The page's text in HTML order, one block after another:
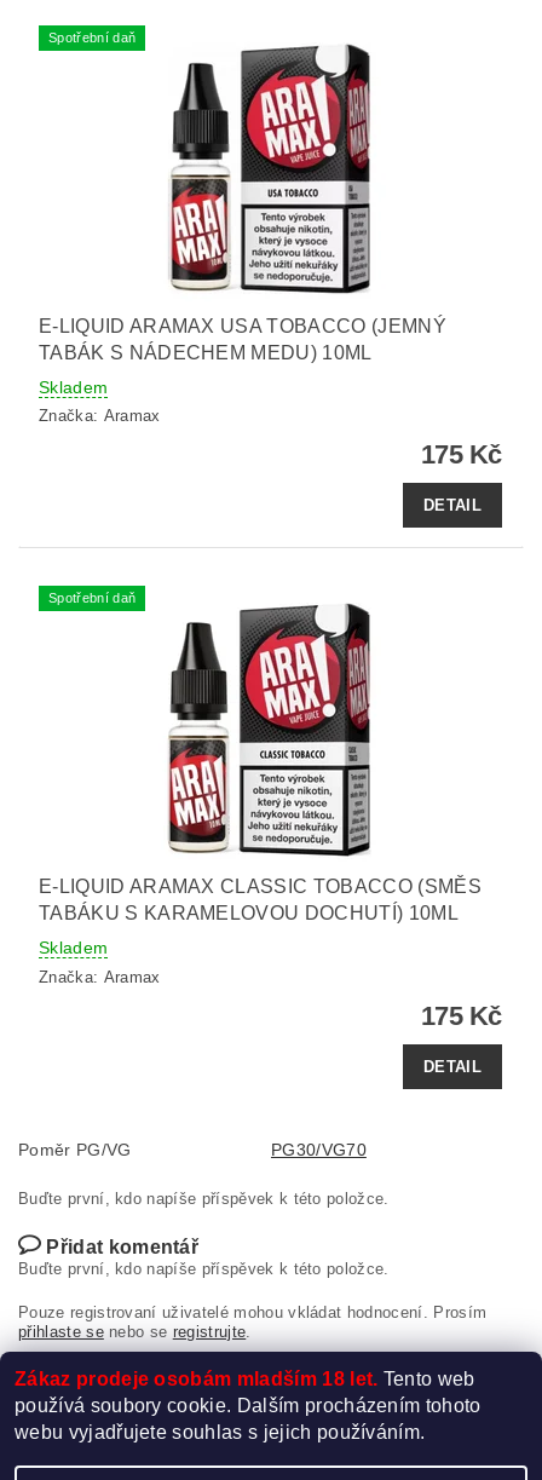
Spotřební daň
E-LIQUID ARAMAX USA TOBACCO (JEMNÝ
TABÁK S NÁDECHEM MEDU) 10ML
Skladem
Značka: Aramax
175 Kč
DETAIL
Spotřební daň
E-LIQUID ARAMAX CLASSIC TOBACCO (SMĚS
TABÁKU S KARAMELOVOU DOCHUTÍ) 10ML
Skladem
Značka: Aramax
175 Kč
DETAIL
Poměr PG/VG PG30/VG70
Buďte první, kdo napíše příspěvek k této položce.
Přidat komentář
Buďte první, kdo napíše příspěvek k této položce.
Pouze registrovaní uživatelé mohou vkládat hodnocení. Prosím
přihlaste senebo se registrujte.
Zákaz prodeje osobám mladším 18 let. Tento web
používá soubory cookie. Dalším procházením tohoto
webu vyjadřujete souhlas s jejich používáním.